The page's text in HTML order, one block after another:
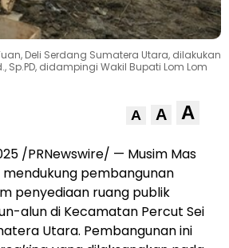
Deli Serdang Sumatera Utara, dilakukan
Sp.PD, didampingi Wakil Bupati Lom Lom
A A A
/PRNewswire/ — Musim Mas
pembangunan
penyediaan ruang publik
alun di Kecamatan Percut Sei
Utara. Pembangunan ini